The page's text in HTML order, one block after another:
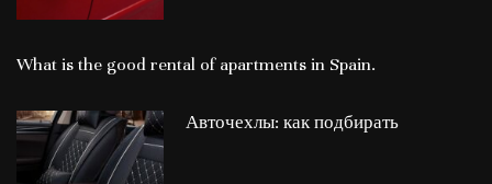
What is the good rental of apartments in Spain.
Авточехлы: как подбирать